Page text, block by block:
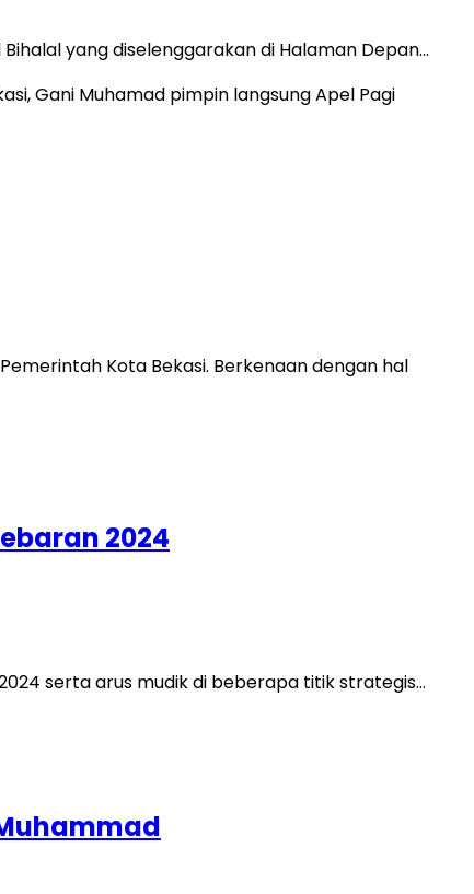
yang diselenggarakan di Halaman Depan…
Kota Bekasi. Berkenaan dengan hal
2024
serta arus mudik di beberapa titik strategis…